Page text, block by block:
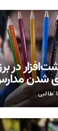
در
شدن
طالبی